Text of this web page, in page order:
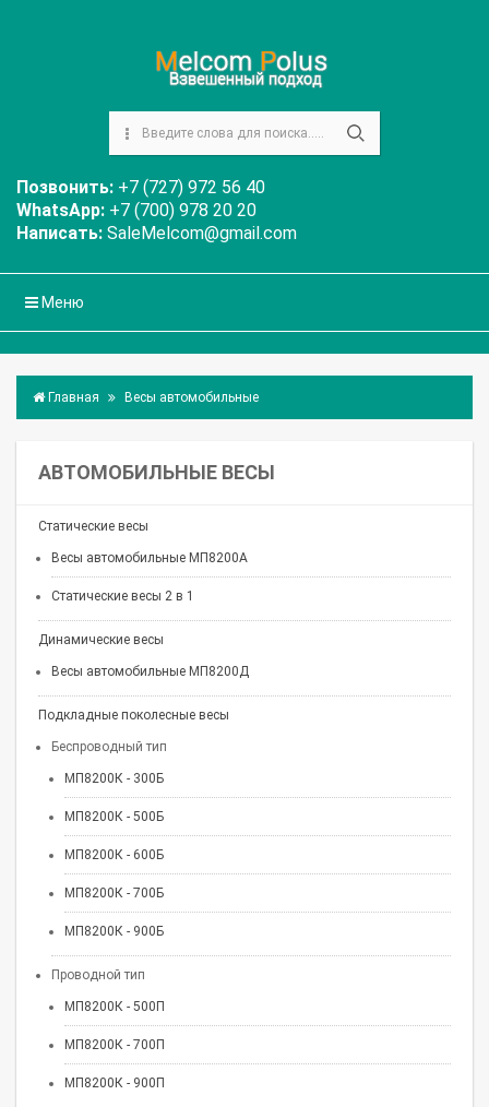
Позвонить: +7 (727) 972 56 40
WhatsApp: +7 (700) 978 20 20
Написать: SaleMelcom@gmail.com
Меню
Главная Весы автомобильные
АВТОМОБИЛЬНЫЕ ВЕСЫ
Статические весы
Весы автомобильные МП8200А
Статические весы 2 в 1
Динамические весы
Весы автомобильные МП8200Д
Подкладные поколесные весы
Беспроводный тип
МП8200К - 300Б
МП8200К - 500Б
МП8200К - 600Б
МП8200К - 700Б
МП8200К - 900Б
Проводной тип
МП8200К - 500П
МП8200К - 700П
МП8200К - 900П